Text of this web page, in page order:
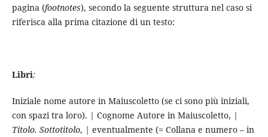
pagina (footnotes), secondo la seguente struttura nel caso si
riferisca alla prima citazione di un testo:
Libri:
Iniziale nome autore in Maiuscoletto (se ci sono più iniziali,
con spazi tra loro). | Cognome Autore in Maiuscoletto, |
Titolo. Sottotitolo, | eventualmente (= Collana e numero – in